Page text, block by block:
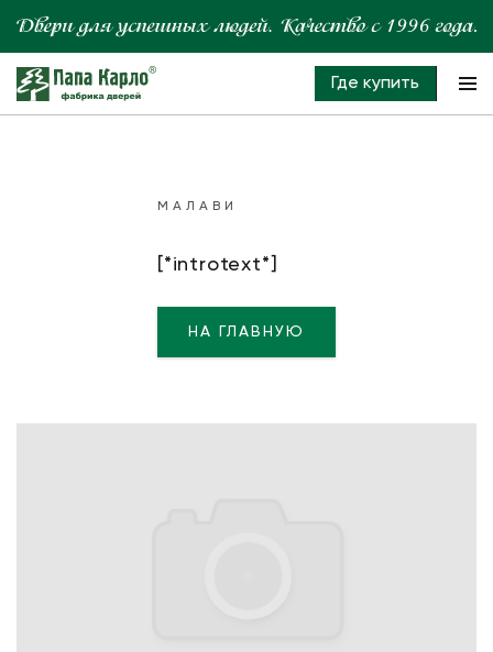
Где купить
МАЛАВИ
[*introtext*]
НА ГЛАВНУЮ